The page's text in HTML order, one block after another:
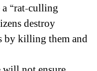
a “rat-culling
destroy
by killing them and